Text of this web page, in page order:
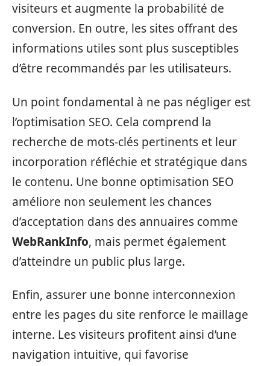
visiteurs et augmente la probabilité de
conversion. En outre, les sites offrant des
informations utiles sont plus susceptibles
d’être recommandés par les utilisateurs.
Un point fondamental à ne pas négliger est
l’optimisation SEO. Cela comprend la
recherche de mots-clés pertinents et leur
incorporation réfléchie et stratégique dans
le contenu. Une bonne optimisation SEO
améliore non seulement les chances
d’acceptation dans des annuaires comme
WebRankInfo, mais permet également
d’atteindre un public plus large.
Enfin, assurer une bonne interconnexion
entre les pages du site renforce le maillage
interne. Les visiteurs profitent ainsi d’une
navigation intuitive, qui favorise